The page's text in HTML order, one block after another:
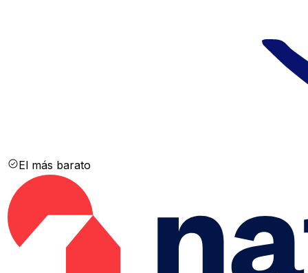
El más barato